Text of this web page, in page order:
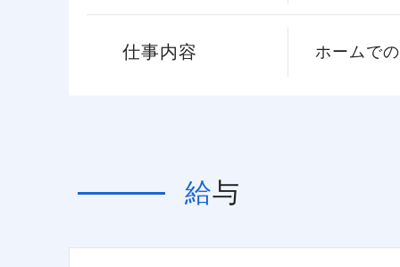
仕事内容 ホームで
給与